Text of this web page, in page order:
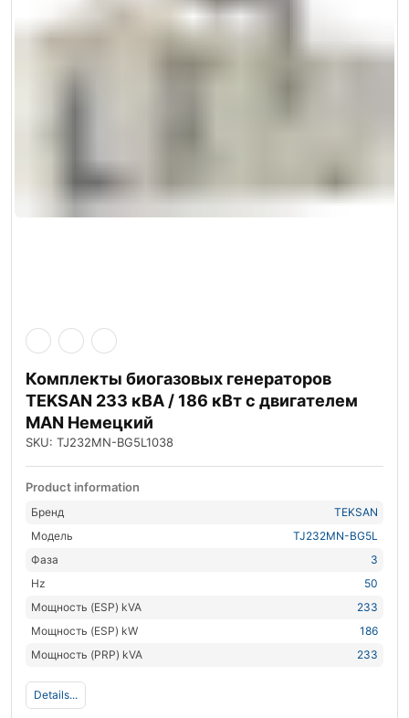
Комплекты биогазовых генераторов
TEKSAN 233 кВА / 186 кВт с двигателем
MAN Немецкий
SKU: TJ232MN-BG5L1038
Product information
Бренд
TEKSAN
Модель
TJ232MN-BG5L
Фаза
3
Hz
50
Мощность (ESP) kVA
233
Мощность (ESP) kW
186
Мощность (PRP) kVA
233
Details...